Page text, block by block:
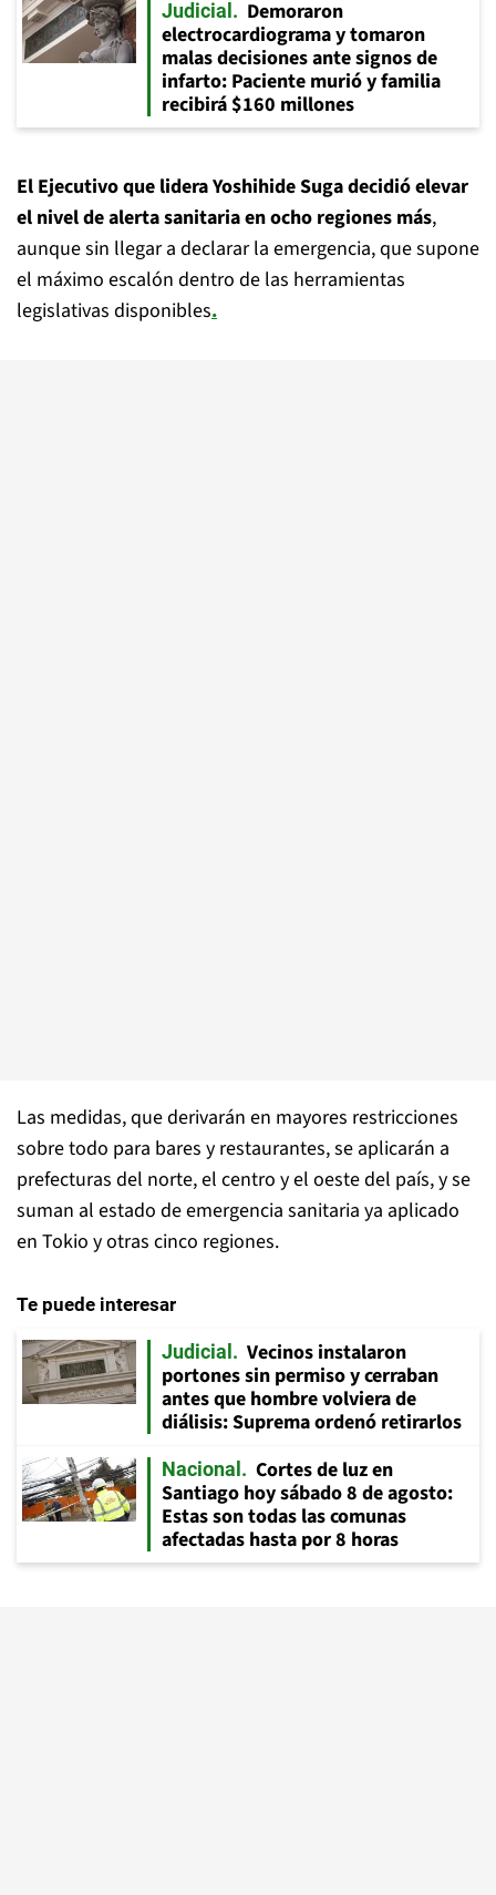
Judicial
Demoraron
electrocardiograma y tomaron
malas decisiones ante signos de
infarto: Paciente murió y familia
recibirá $160 millones
El Ejecutivo que lidera Yoshihide Suga decidió elevar
el nivel de alerta sanitaria en ocho regiones más,
aunque sin llegar a declarar la emergencia, que supone
el máximo escalón dentro de las herramientas
legislativas disponibles.
Las medidas, que derivarán en mayores restricciones
sobre todo para bares y restaurantes, se aplicarán a
prefecturas del norte, el centro y el oeste del país, y se
suman al estado de emergencia sanitaria ya aplicado
en Tokio y otras cinco regiones.
Te puede interesar
Judicial
Vecinos instalaron
portones sin permiso y cerraban
antes que hombre volviera de
diálisis: Suprema ordenó retirarlos
Nacional
Cortes de luz en
Santiago hoy sábado 8 de agosto:
Estas son todas las comunas
afectadas hasta por 8 horas